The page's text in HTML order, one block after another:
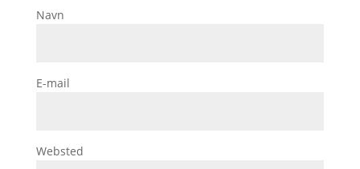
Navn
E-mail
Websted